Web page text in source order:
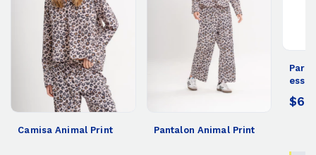
Camisa Animal Print Pantalon Animal Print